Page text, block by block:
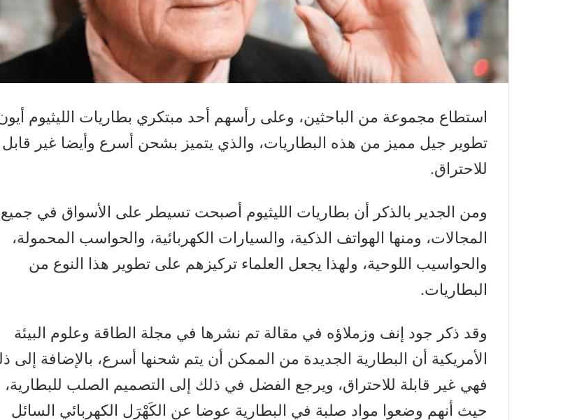
استطاع مجموعة من الباحثين، وعلى رأسهم أحد مبتكري بطاريات الليثيوم
تطوير جيل مميز من هذه البطاريات، والذي يتميز بشحن أسرع وأيضا غير قابل
للاحتراق.
ومن الجدير بالذكر أن بطاريات الليثيوم أصبحت تسيطر على الأسواق في جميع
المجالات، ومنها الهواتف الذكية، والسيارات الكهربائية، والحواسب المحمولة،
والحواسيب اللوحية، ولهذا يجعل العلماء تركيزهم على تطوير هذا النوع من
البطاريات.
وقد ذكر جود إنف وزملاؤه في مقالة تم نشرها في مجلة الطاقة وعلوم البيئة
الأمريكية أن البطارية الجديدة من الممكن أن يتم شحنها أسرع، بالإضافة إلى
فهي غير قابلة للاحتراق، ويرجع الفضل في ذلك إلى التصميم الصلب للبطارية،
حيث أنهم وضعوا مواد صلبة في البطارية عوضا عن الكَهْرَل الكهربائي السائل